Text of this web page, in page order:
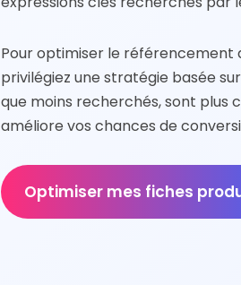
Pour optimiser le
privilégiez une stratégie basée
que moins recherchés, sont plus
améliore vos chances de
Optimiser mes fiches